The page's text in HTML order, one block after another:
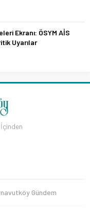
Ekranı: ÖSYM AİS
Uyarılar
Gündem